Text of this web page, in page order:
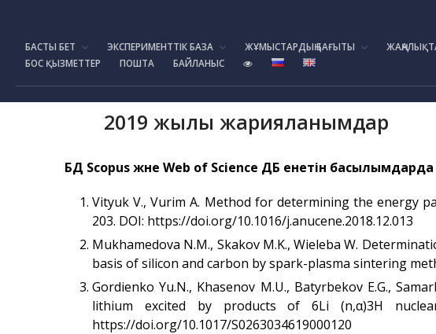
БАСТЫ БЕТ ЭКСПЕРИМЕНТТІК БАЗА ЖҰМЫСТАРДЫҢ БАҒЫТЫ
БОС ҚЫЗМЕТТЕР
ПОШТА БАЙЛАНЫС
2019 жылғы жарияланымдар
БД Scopusжәне Web of Science ДБ енетін басылымдарда
Vityuk V., Vurim A. Method for determining the energy
203. DOI: https://doi.org/10.1016/j.anucene.2018.12.013
Mukhamedova N.M., Skakov M.K., Wieleba W.
basis of silicon and carbon by spark-plasma sintering
Gordienko Yu.N., Khasenov M.U., Batyrbekov E.G.,
lithium excited by products of 6Li (n,α)3H
https://doi.org/10.1017/S0263034619000120